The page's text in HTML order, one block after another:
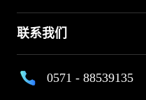
联系我们
0571 - 88539135